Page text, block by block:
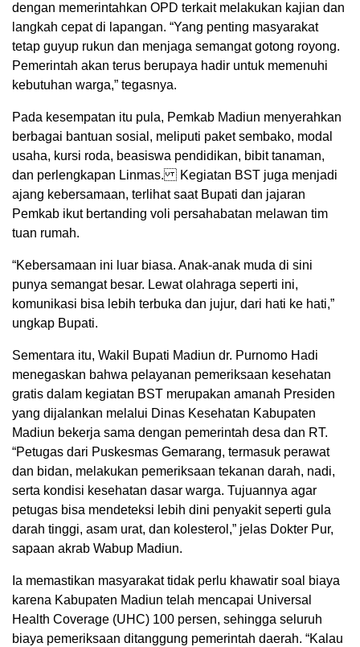
dengan memerintahkan OPD terkait melakukan kajian dan
langkah cepat di lapangan. “Yang penting masyarakat
tetap guyup rukun dan menjaga semangat gotong royong.
Pemerintah akan terus berupaya hadir untuk memenuhi
kebutuhan warga,” tegasnya.
Pada kesempatan itu pula, Pemkab Madiun menyerahkan
berbagai bantuan sosial, meliputi paket sembako, modal
usaha, kursi roda, beasiswa pendidikan, bibit tanaman,
dan perlengkapan Linmas. Kegiatan BST juga menjadi
ajang kebersamaan, terlihat saat Bupati dan jajaran
Pemkab ikut bertanding voli persahabatan melawan tim
tuan rumah.
“Kebersamaan ini luar biasa. Anak-anak muda di sini
punya semangat besar. Lewat olahraga seperti ini,
komunikasi bisa lebih terbuka dan jujur, dari hati ke hati,”
ungkap Bupati.
Sementara itu, Wakil Bupati Madiun dr. Purnomo Hadi
menegaskan bahwa pelayanan pemeriksaan kesehatan
gratis dalam kegiatan BST merupakan amanah Presiden
yang dijalankan melalui Dinas Kesehatan Kabupaten
Madiun bekerja sama dengan pemerintah desa dan RT.
“Petugas dari Puskesmas Gemarang, termasuk perawat
dan bidan, melakukan pemeriksaan tekanan darah, nadi,
serta kondisi kesehatan dasar warga. Tujuannya agar
petugas bisa mendeteksi lebih dini penyakit seperti gula
darah tinggi, asam urat, dan kolesterol,” jelas Dokter Pur,
sapaan akrab Wabup Madiun.
Ia memastikan masyarakat tidak perlu khawatir soal biaya
karena Kabupaten Madiun telah mencapai Universal
Health Coverage (UHC) 100 persen, sehingga seluruh
biaya pemeriksaan ditanggung pemerintah daerah. “Kalau